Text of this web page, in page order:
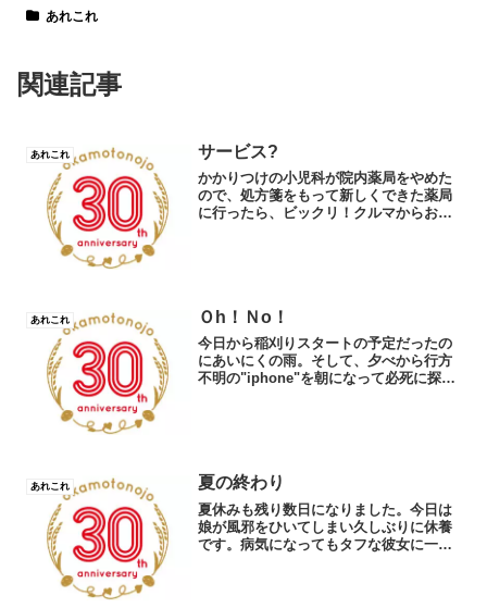
あれこれ
関連記事
あれこれ サービス?
かかりつけの小児科が院内薬局をやめた
ので、処方箋をもって新しくできた薬局
に行ったら、ビックリ！クルマからおり
あれこれ Ｏh！Ｎo！
今日から稲刈りスタートの予定だったの
にあいにくの雨。そして、夕べから行方
不明の"iphone"を朝になって必死に探
あれこれ 夏の終わり
夏休みも残り数日になりました。今日は
娘が風邪をひいてしまい久しぶりに休養
です。病気になってもタフな彼女に一日